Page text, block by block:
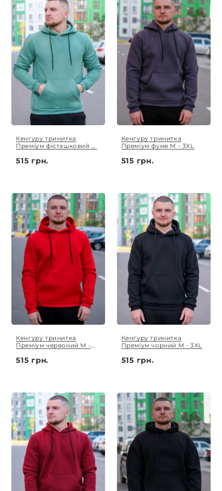
Кенгуру тринитка
Преміум фісташковий M
515 грн.
Кенгуру тринитка
Преміум фуме M - 3XL
515 грн.
Кенгуру тринитка
Преміум червоний M -
515 грн.
Кенгуру тринитка
Преміум чорний M - 3XL
515 грн.